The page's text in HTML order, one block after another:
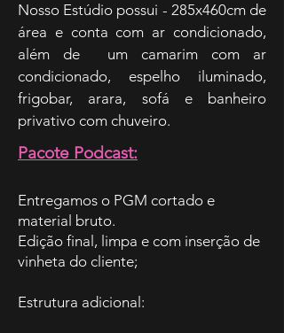
Nosso Estúdio possui - 285x460cm de
área e conta com ar condicionado,
além de um camarim com ar
condicionado, espelho iluminado,
frigobar, arara, sofá e banheiro
privativo com chuveiro.
Pacote Podcast:
Entregamos o PGM cortado e
material bruto.
Edição final, limpa e com inserção de
vinheta do cliente;
Estrutura adicional: